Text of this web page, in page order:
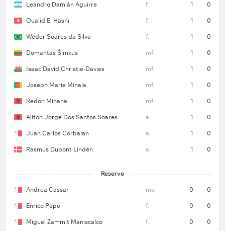
Leandro Damián Aguirre f. 1 0
Oualid El Hasni f. 1 0
Weder Soares da Silva f. 1 0
Domantas Šimkus mf. 1 0
Isaac David Christie-Davies mf. 1 0
Joseph Marie Minala mf. 1 0
Redon Mihana mf. 1 0
Ailton Jorge Dos Santos Soares a. 1 0
Juan Carlos Corbalan a. 1 0
Rasmus Dupont Lindén a. 1 0
Reserve
Andrea Cassar mv. 0 0
Enrico Pepe f. 0 0
Miguel Zammit Maniscalco f. 0 0